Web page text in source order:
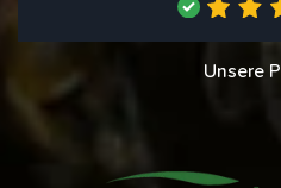
Unsere